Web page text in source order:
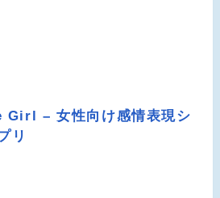
– 女性向け感情表現シ
リ